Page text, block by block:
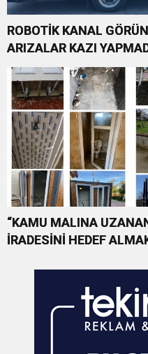
ROBOTİK KANAL
ARIZALAR KAZI
“KAMU MALINA
İRADESİNİ HEDEF